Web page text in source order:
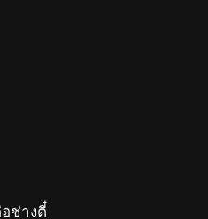
ช่างตี๋